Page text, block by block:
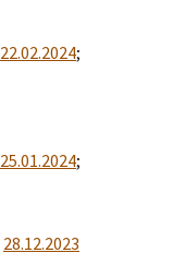
22.02.2024;
25.01.2024;
28.12.2023